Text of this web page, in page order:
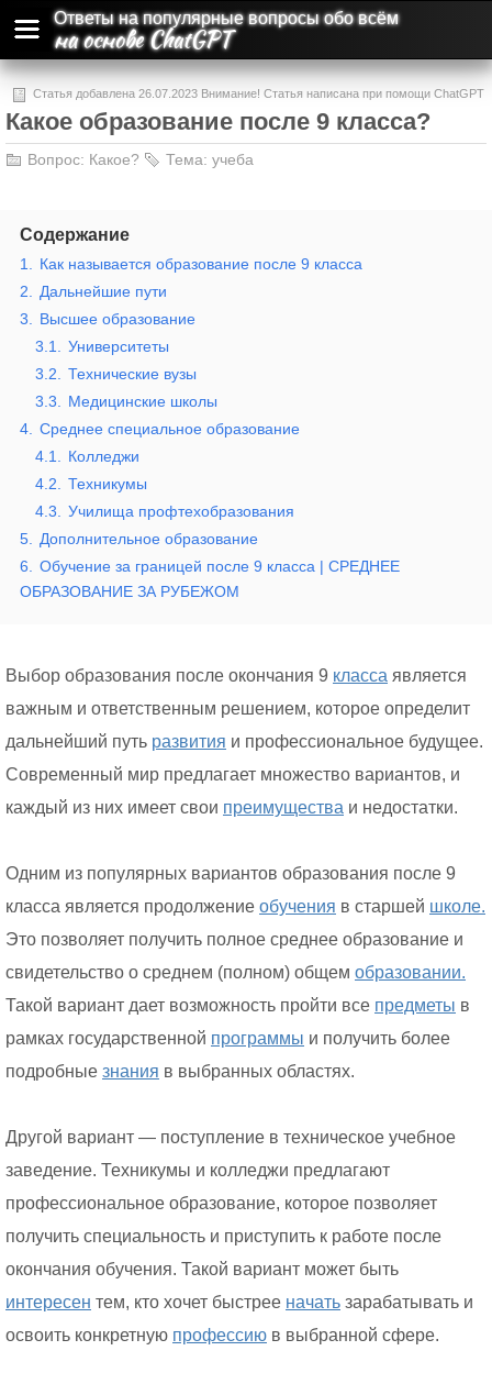
Ответы на популярные вопросы обо всём
на основе ChatGPT
Статья добавлена 26.07.2023 Внимание! Статья написана при помощи ChatGPT
и может содержать ошибки и неточности.
Какое образование после 9 класса?
Вопрос: Какое? Тема: учеба
Содержание
1.
Как называется образование после 9 класса
2.
Дальнейшие пути
3.
Высшее образование
3.1.
Университеты
3.2.
Технические вузы
3.3.
Медицинские школы
4.
Среднее специальное образование
4.1.
Колледжи
4.2.
Техникумы
4.3.
Училища профтехобразования
5.
Дополнительное образование
6.
Обучение за границей после 9 класса | СРЕДНЕЕ
ОБРАЗОВАНИЕ ЗА РУБЕЖОМ
Выбор образования после окончания 9 класса является
важным и ответственным решением, которое определит
дальнейший путь развития и профессиональное будущее.
Современный мир предлагает множество вариантов, и
каждый из них имеет свои преимущества и недостатки.
Одним из популярных вариантов образования после 9
класса является продолжение обучения в старшей школе.
Это позволяет получить полное среднее образование и
свидетельство о среднем (полном) общем образовании.
Такой вариант дает возможность пройти все предметы в
рамках государственной программы и получить более
подробные знания в выбранных областях.
Другой вариант — поступление в техническое учебное
заведение. Техникумы и колледжи предлагают
профессиональное образование, которое позволяет
получить специальность и приступить к работе после
окончания обучения. Такой вариант может быть
интересен тем, кто хочет быстрее начать зарабатывать и
освоить конкретную профессию в выбранной сфере.